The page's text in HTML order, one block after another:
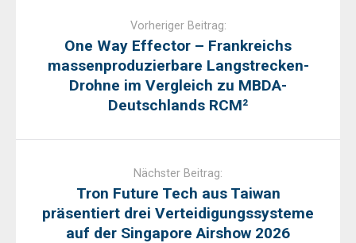
Vorheriger Beitrag:
One Way Effector – Frankreichs
massenproduzierbare Langstrecken-
Drohne im Vergleich zu MBDA-
Deutschlands RCM²
Nächster Beitrag:
Tron Future Tech aus Taiwan
präsentiert drei Verteidigungssysteme
auf der Singapore Airshow 2026